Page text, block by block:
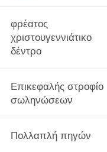
φρέατος
χριστουγεννιάτικο
δέντρο
Επικεφαλής στροφίο
σωληνώσεων
Πολλαπλή πηγών